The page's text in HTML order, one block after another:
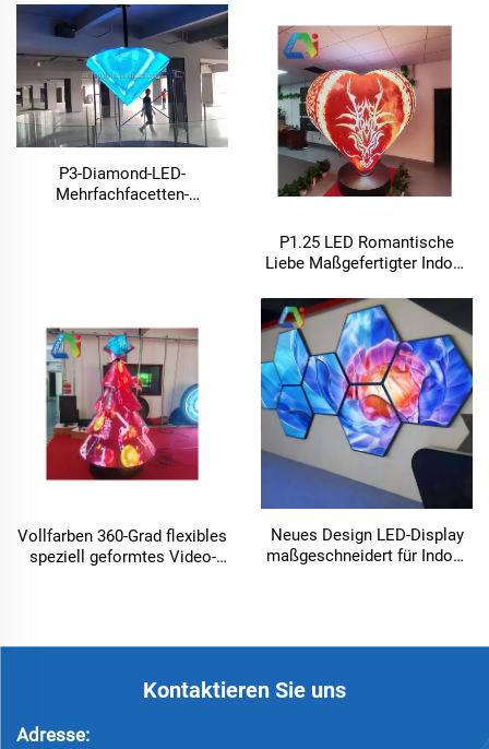
Bildschirm
P3-Diamond-LED-
Mehrfachfacetten-
P1.25 LED Romantische
Liebe Maßgefertigter Indoor
Anzeige Weichbildschirm
Globus-LED-Bildschirm
Hochzeit Valentinstag
Vollfarben 360-Grad flexibles
speziell geformtes Video-
Neues Design LED-Display
maßgeschneidert für Indoor
Kontaktieren Sie uns
Adresse: